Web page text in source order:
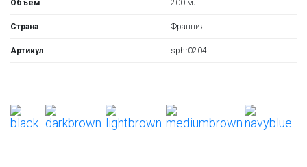
Объем 200 мл
Страна Франция
Артикул sphr0204